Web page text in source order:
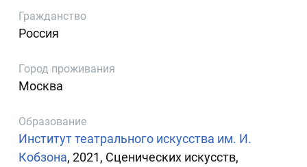
Гражданство
Россия
Город проживания
Москва
Образование
Институт театрального искусства им. И.
Кобзона, 2021, Сценических искусств,